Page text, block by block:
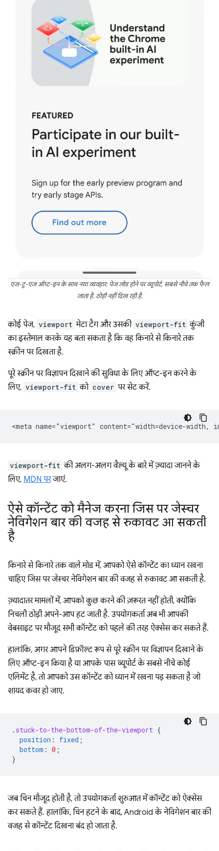
एज-टू-एज ऑप्ट-इन के साथ नया व्यवहार: पेज लोड होने पर व्यूपोर्ट, सबसे नीचे तक फैल
जाता है. ठोड़ी नहीं दिख रही है.
कोई पेज, viewport मेटा टैग और उसकी viewport-fit कुंजी
का इस्तेमाल करके यह बता सकता है कि वह किनारे से किनारे तक
स्क्रीन पर दिखता है.
पूरे स्क्रीन पर विज्ञापन दिखाने की सुविधा के लिए ऑप्ट-इन करने के
लिए, viewport-fit को cover पर सेट करें.
viewport-fit की अलग-अलग वैल्यू के बारे में ज़्यादा जानने के
लिए, MDN परजाएं.
ऐसे कॉन्टेंट को मैनेज करना जिस पर जेस्चर
नेविगेशन बार की वजह से रुकावट आ सकती
है
किनारे से किनारे तक वाले मोड में, आपको ऐसे कॉन्टेंट का ध्यान रखना
चाहिए जिस पर जेस्चर नेविगेशन बार की वजह से रुकावट आ सकती है.
ज़्यादातर मामलों में, आपको कुछ करने की ज़रूरत नहीं होती, क्योंकि
निचली ठोड़ी अपने-आप हट जाती है. उपयोगकर्ता अब भी आपकी
वेबसाइट पर मौजूद सभी कॉन्टेंट को पहले की तरह ऐक्सेस कर सकते हैं.
हालांकि, अगर आपने डिफ़ॉल्ट रूप से पूरे स्क्रीन पर विज्ञापन दिखाने के
लिए ऑप्ट-इन किया है या आपके पास व्यूपोर्ट के सबसे नीचे कोई
एलिमेंट है, तो आपको उस कॉन्टेंट को ध्यान में रखना पड़ सकता है जो
शायद कवर हो जाए.
. stuck-to-the-bottom-of-the-viewport {
position : fixed ;
bottom : 0 ;
}
जब चिन मौजूद होती है, तो उपयोगकर्ता शुरुआत में कॉन्टेंट को ऐक्सेस
कर सकते हैं. हालांकि, चिन हटने के बाद, Android के नेविगेशन बार की
वजह से कॉन्टेंट दिखना बंद हो जाता है.